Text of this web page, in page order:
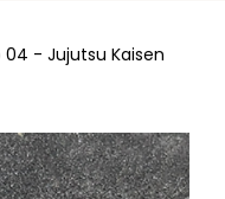
04 - Jujutsu Kaisen